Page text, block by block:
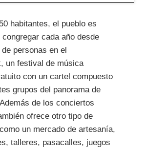
habitantes, el pueblo es
cada año desde
personas en el
un festival de música
con un cartel compuesto
grupos del panorama de
de los conciertos
ofrece otro tipo de
un mercado de artesanía,
talleres, pasacalles, juegos